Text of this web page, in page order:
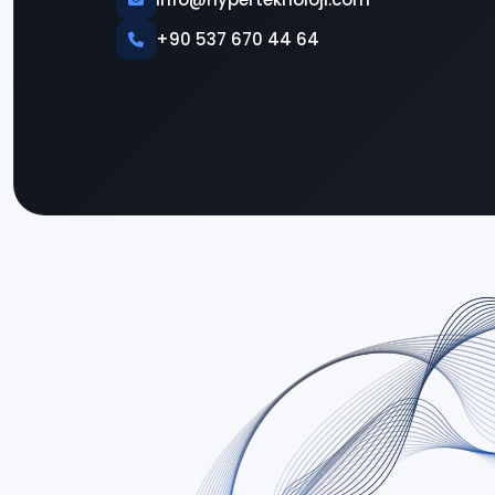
+90 537 670 44 64